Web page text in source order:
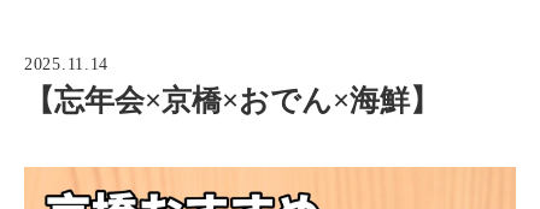
2025.11.14
【忘年会×京橋×おでん×海鮮】